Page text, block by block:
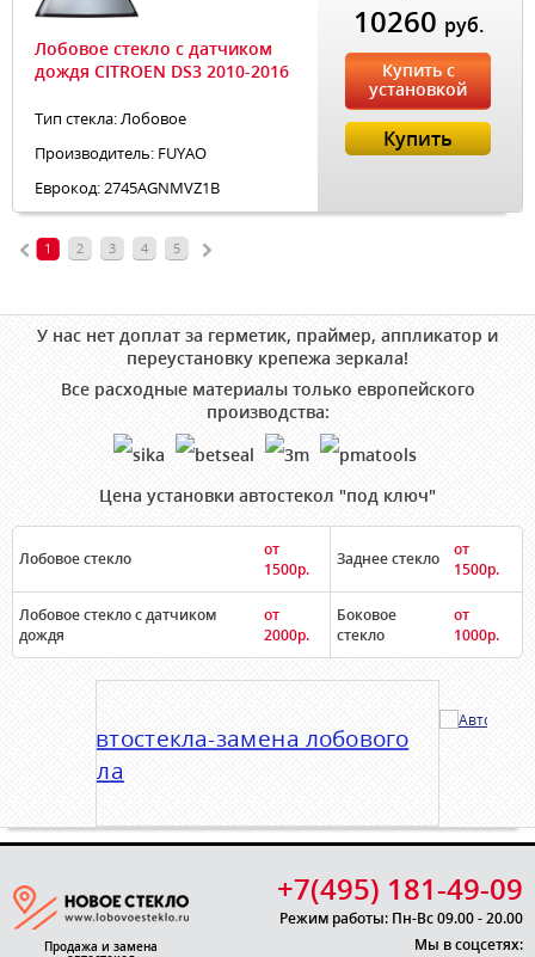
Лобовое стекло с датчиком
дождя CITROEN DS3 2010-2016
Тип стекла: Лобовое
Производитель: FUYAO
Еврокод: 2745AGNMVZ1B
10260 руб.
Купить с
установкой
Купить
1 2 3 4 5
У нас нет доплат за герметик, праймер, аппликатор и
переустановку крепежа зеркала!
Все расходные материалы только европейского
производства:
Цена установки автостекол "под ключ"
Лобовое стекло
от
1500р.
Заднее стекло
от
1500р.
Лобовое стекло с датчиком
дождя
от
2000р.
Боковое
стекло
от
1000р.
Продажа и замена
+7(495) 181-49-09
Режим работы: Пн-Вс 09.00 - 20.00
Мы в соцсетях: